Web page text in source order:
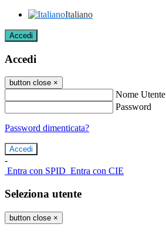
Italiano
Accedi
Accedi
button close ×
Nome Utente
Password
Password dimenticata?
-
Entra con SPID Entra con CIE
Seleziona utente
button close ×